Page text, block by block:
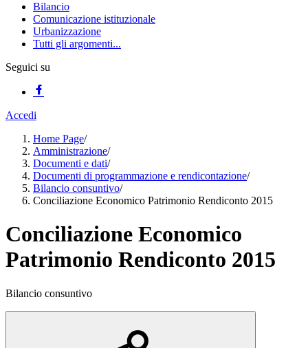
Bilancio
Comunicazione istituzionale
Urbanizzazione
Tutti gli argomenti...
Seguici su
Accedi
Home Page/
Amministrazione/
Documenti e dati/
Documenti di programmazione e rendicontazione/
Bilancio consuntivo/
Conciliazione Economico Patrimonio Rendiconto 2015
Conciliazione Economico
Patrimonio Rendiconto 2015
Bilancio consuntivo